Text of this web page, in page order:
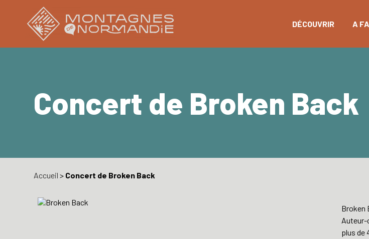
DÉCOUVRIR A
Concert de Broken Back
Accueil > Concert de Broken Back
Broken
Auteur-
plus de